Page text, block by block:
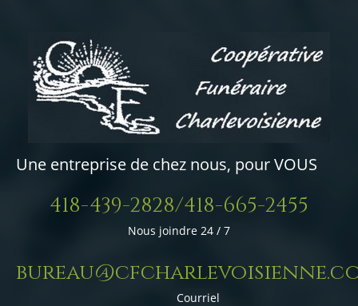
Une entreprise de chez nous, pour VOUS
418-439-2828/418-665-2455
Nous joindre 24 / 7
Courriel